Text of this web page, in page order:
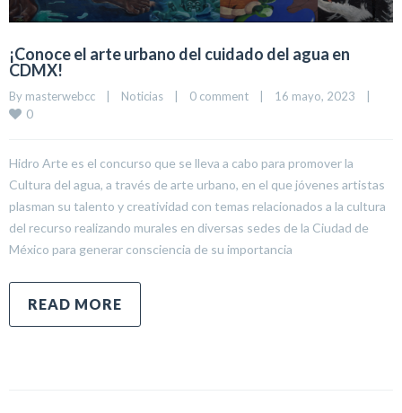
¡Conoce el arte urbano del cuidado del agua en
CDMX!
By masterwebcc | Noticias | 0 comment | 16 mayo, 2023 |
0
Hidro Arte es el concurso que se lleva a cabo para promover la
Cultura del agua, a través de arte urbano, en el que jóvenes artistas
plasman su talento y creatividad con temas relacionados a la cultura
del recurso realizando murales en diversas sedes de la Ciudad de
México para generar consciencia de su importancia
READ MORE